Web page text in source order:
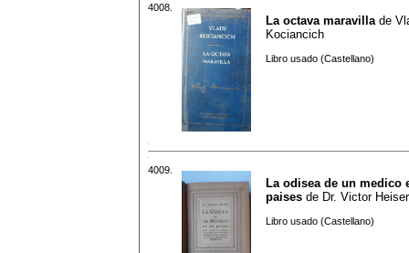
4008.
La octava maravilla de
Kociancich
Libro usado (Castellano)
4009.
La odisea de un medico
paises de Dr. Victor Heiser
Libro usado (Castellano)